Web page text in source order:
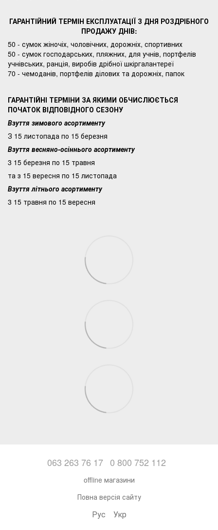
ГАРАНТІЙНИЙ ТЕРМІН ЕКСПЛУАТАЦІЇ З ДНЯ РОЗДРІБНОГО
ПРОДАЖУ ДНІВ:
50 - сумок жіночіх, чоловічних, дорожніх, спортивних
50 - сумок господарських, пляжних, для учнів, портфелів
учнівських, ранція, виробів дрібної шкіргалантереї
70 - чемоданів, портфелів ділових та дорожніх, папок
ГАРАНТІЙНІ ТЕРМІНИ ЗА ЯКИМИ ОБЧИСЛЮЄТЬСЯ
ПОЧАТОК ВІДПОВІДНОГО СЕЗОНУ
Взуття зимового асортименту
З 15 листопада по 15 березня
Взуття весняно-осіннього асортименту
3 15 березня по 15 травня
та з 15 вересня по 15 листопада
Взуття літнього асортименту
3 15 травня по 15 вересня
063 263 76 17 0 800 752 112
offline магазини
Повна версія сайту
Рус Укр